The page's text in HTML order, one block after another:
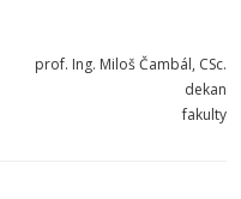
prof. Ing. Miloš Čambál, CSc.
fakulty